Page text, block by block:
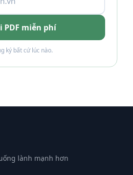
PDF miễn phí
ký bất cứ lúc nào.
lành mạnh hơn